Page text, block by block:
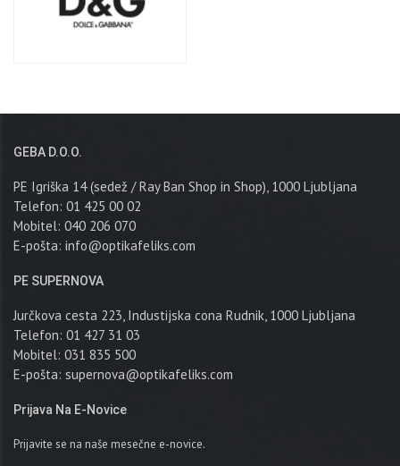
GEBA D.o.o.
PE Igriška 14 (sedež / Ray Ban Shop in Shop), 1000 Ljubljana
Telefon: 01 425 00 02
Mobitel: 040 206 070
E-pošta: info@optikafeliks.com
PE SUPERNOVA
Jurčkova cesta 223, Industijska cona Rudnik, 1000 Ljubljana
Telefon: 01 427 31 03
Mobitel: 031 835 500
E-pošta: supernova@optikafeliks.com
Prijava Na E-Novice
Prijavite se na naše mesečne e-novice.